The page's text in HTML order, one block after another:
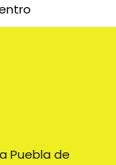
Puebla de